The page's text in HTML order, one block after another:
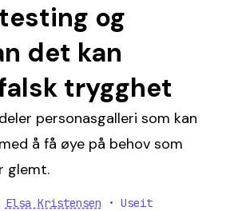
og
det kan
trygghet
personasgalleri som kan
å få øye på behov som
glemt.
Elsa Kristensen • Useit